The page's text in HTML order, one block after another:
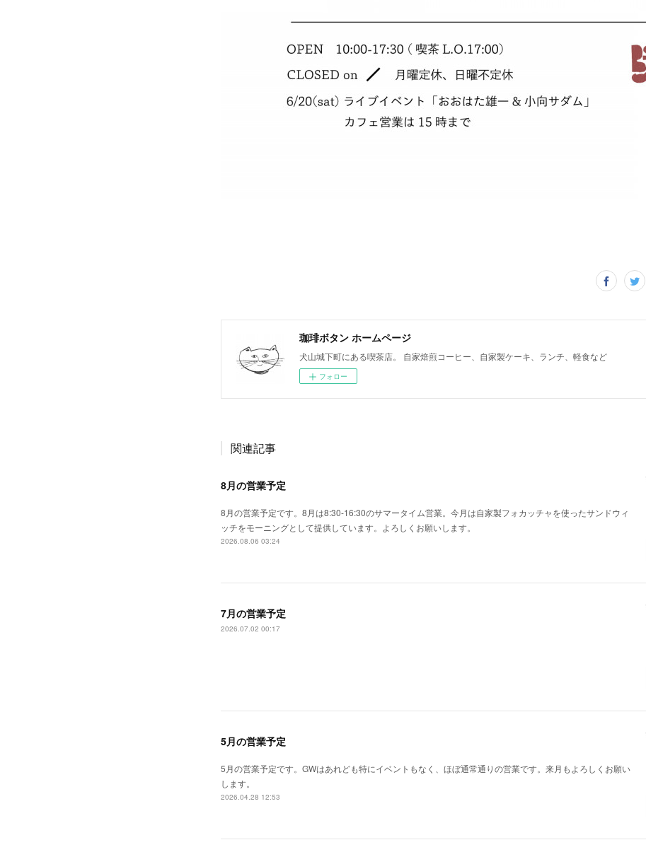
珈琲ボタン ホームページ
犬山城下町にある喫茶店。 自家焙煎コーヒー、自家製ケーキ、ランチ、軽食など
フォロー
関連記事
8月の営業予定
8月の営業予定です。8月は8:30-16:30のサマータイム営業。今月は自家製フォカッチャを使ったサンドウィ
ッチをモーニングとして提供しています。よろしくお願いします。
2026.08.06 03:24
7月の営業予定
2026.07.02 00:17
5月の営業予定
5月の営業予定です。GWはあれども特にイベントもなく、ほぼ通常通りの営業です。来月もよろしくお願い
します。
2026.04.28 12:53